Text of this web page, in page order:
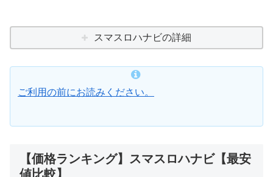
スマスロハナビの詳細
ご利用の前にお読みください。
【価格ランキング】スマスロハナビ【最安
値比較】